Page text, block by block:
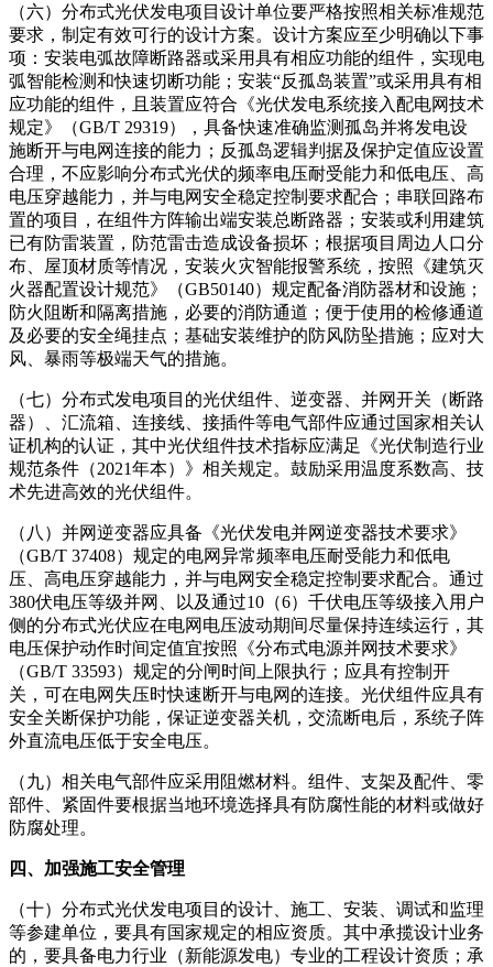
（六）分布式光伏发电项目设计单位要严格按照相关标准规范
要求，制定有效可行的设计方案。设计方案应至少明确以下事
项：安装电弧故障断路器或采用具有相应功能的组件，实现电
弧智能检测和快速切断功能；安装“反孤岛装置”或采用具有相
应功能的组件，且装置应符合《光伏发电系统接入配电网技术
规定》（GB/T 29319），具备快速准确监测孤岛并将发电设
施断开与电网连接的能力；反孤岛逻辑判据及保护定值应设置
合理，不应影响分布式光伏的频率电压耐受能力和低电压、高
电压穿越能力，并与电网安全稳定控制要求配合；串联回路布
置的项目，在组件方阵输出端安装总断路器；安装或利用建筑
已有防雷装置，防范雷击造成设备损坏；根据项目周边人口分
布、屋顶材质等情况，安装火灾智能报警系统，按照《建筑灭
火器配置设计规范》（GB50140）规定配备消防器材和设施；
防火阻断和隔离措施，必要的消防通道；便于使用的检修通道
及必要的安全绳挂点；基础安装维护的防风防坠措施；应对大
风、暴雨等极端天气的措施。
（七）分布式发电项目的光伏组件、逆变器、并网开关（断路
器）、汇流箱、连接线、接插件等电气部件应通过国家相关认
证机构的认证，其中光伏组件技术指标应满足《光伏制造行业
规范条件（2021年本）》相关规定。鼓励采用温度系数高、技
术先进高效的光伏组件。
（八）并网逆变器应具备《光伏发电并网逆变器技术要求》
（GB/T 37408）规定的电网异常频率电压耐受能力和低电
压、高电压穿越能力，并与电网安全稳定控制要求配合。通过
380伏电压等级并网、以及通过10（6）千伏电压等级接入用户
侧的分布式光伏应在电网电压波动期间尽量保持连续运行，其
电压保护动作时间定值宜按照《分布式电源并网技术要求》
（GB/T 33593）规定的分闸时间上限执行；应具有控制开
关，可在电网失压时快速断开与电网的连接。光伏组件应具有
安全关断保护功能，保证逆变器关机，交流断电后，系统子阵
外直流电压低于安全电压。
（九）相关电气部件应采用阻燃材料。组件、支架及配件、零
部件、紧固件要根据当地环境选择具有防腐性能的材料或做好
防腐处理。
四、加强施工安全管理
（十）分布式光伏发电项目的设计、施工、安装、调试和监理
等参建单位，要具有国家规定的相应资质。其中承揽设计业务
的，要具备电力行业（新能源发电）专业的工程设计资质；承